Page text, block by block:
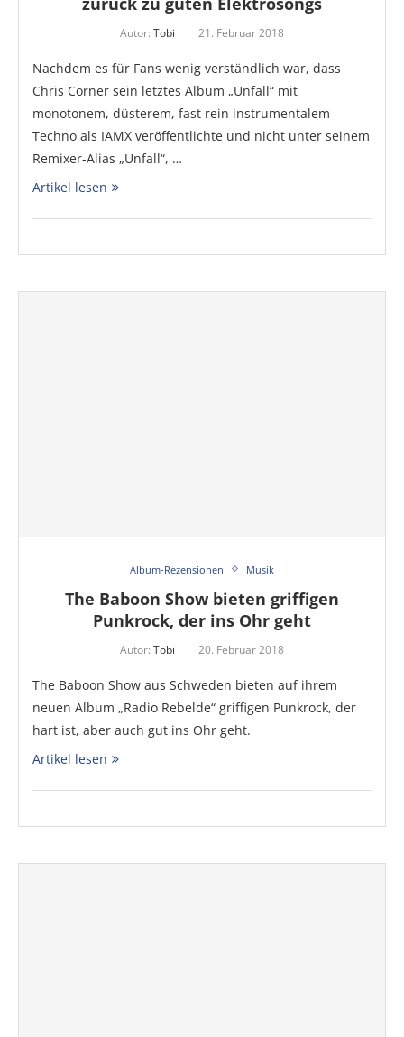
Autor: Tobi 21. Februar 2018
Nachdem es für Fans wenig verständlich war, dass
Chris Corner sein letztes Album „Unfall“ mit
monotonem, düsterem, fast rein instrumentalem
Techno als IAMX veröffentlichte und nicht unter seinem
Remixer-Alias „Unfall“, …
Artikel lesen
Album-Rezensionen Musik
The Baboon Show bieten griffigen
Punkrock, der ins Ohr geht
Autor: Tobi 20. Februar 2018
The Baboon Show aus Schweden bieten auf ihrem
neuen Album „Radio Rebelde“ griffigen Punkrock, der
hart ist, aber auch gut ins Ohr geht.
Artikel lesen